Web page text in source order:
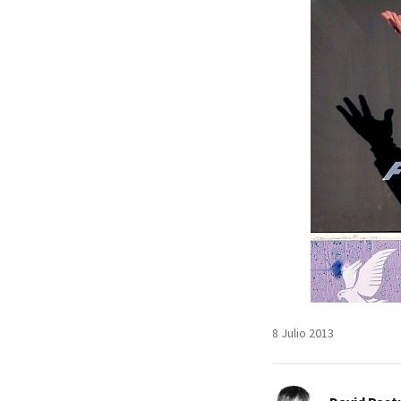
8 Julio 2013